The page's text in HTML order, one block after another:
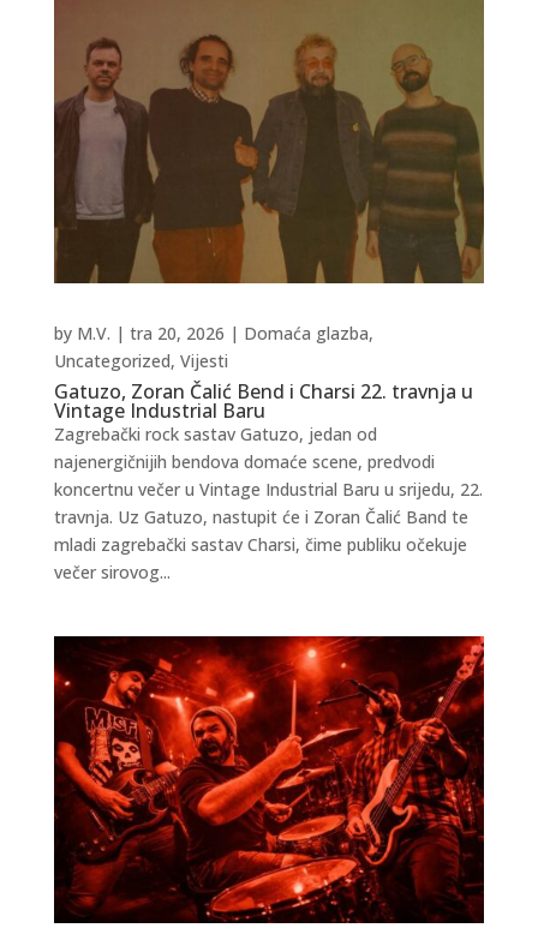
Gatuzo, Zoran Čalić Bend i Charsi 22. travnja u
Vintage Industrial Baru
by M.V. | tra 20, 2026 | Domaća glazba,
Uncategorized, Vijesti
Zagrebački rock sastav Gatuzo, jedan od
najenergičnijih bendova domaće scene, predvodi
koncertnu večer u Vintage Industrial Baru u srijedu, 22.
travnja. Uz Gatuzo, nastupit će i Zoran Čalić Band te
mladi zagrebački sastav Charsi, čime publiku očekuje
večer sirovog...